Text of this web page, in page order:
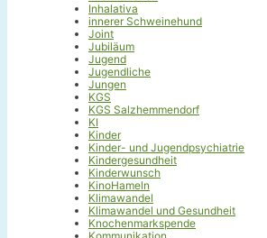
Inhalativa
innerer Schweinehund
Joint
Jubiläum
Jugend
Jugendliche
Jungen
KGS
KGS Salzhemmendorf
KI
Kinder
Kinder- und Jugendpsychiatrie
Kindergesundheit
Kinderwunsch
KinoHameln
Klimawandel
Klimawandel und Gesundheit
Knochenmarkspende